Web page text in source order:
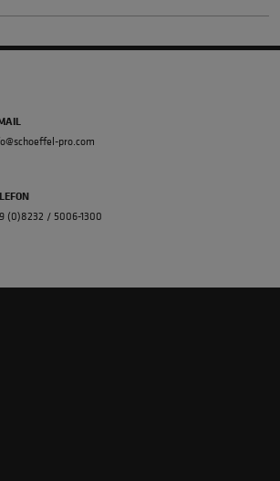
pro.com
(0)8232 / 5006-1300